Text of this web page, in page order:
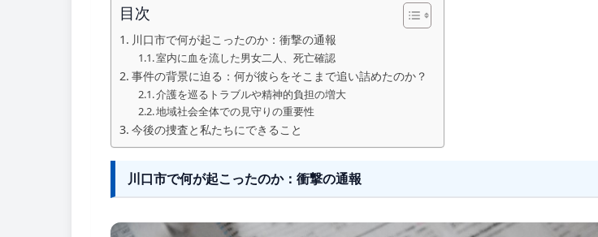
目次
川口市で何が起こったのか：衝撃の通報
室内に血を流した男女二人、死亡確認
事件の背景に迫る：何が彼らをそこまで追い詰めたのか？
介護を巡るトラブルや精神的負担の増大
地域社会全体での見守りの重要性
今後の捜査と私たちにできること
川口市で何が起こったのか：衝撃の通報